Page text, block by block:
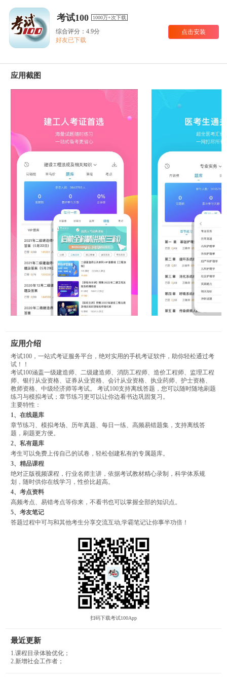
考试100 1000万+次下载
综合评分：4.9分
好友已下载
点击安装
应用截图
应用介绍
考试100，一站式考证服务平台，绝对实用的手机考证软件，助你轻松通过考
试！！
考试100涵盖一级建造师、二级建造师、消防工程师、造价工程师、监理工程
师、银行从业资格、证券从业资格、会计从业资格、执业药师、护士资格、
教师资格、中级经济师等考试。 考试100支持离线答题，您可以随时随地刷题
练习与模拟考试；章节练习更可以让你边看书边巩固复习。
主要特性：
1、在线题库
章节练习、模拟考场、历年真题、每日一练、高频易错题集，支持离线答
题，刷题更方便。
2、私有题库
考生可以免费上传自己的试卷，轻松创建私有的专属题库。
3、精品课程
绝对正版视频课程，行业名师主讲，依据考试教材精心录制，科学体系规
划，随时供你在线学习，性价比超高。
4、考点资料
高频考点、易错考点等你来，不看书也可以掌握全部的知识点。
5、考友笔记
答题过程中可与和其他考生分享交流互动,学霸笔记让你事半功倍！
扫码下载考试100App
最近更新
1.课程目录体验优化；
2.新增社会工作者；